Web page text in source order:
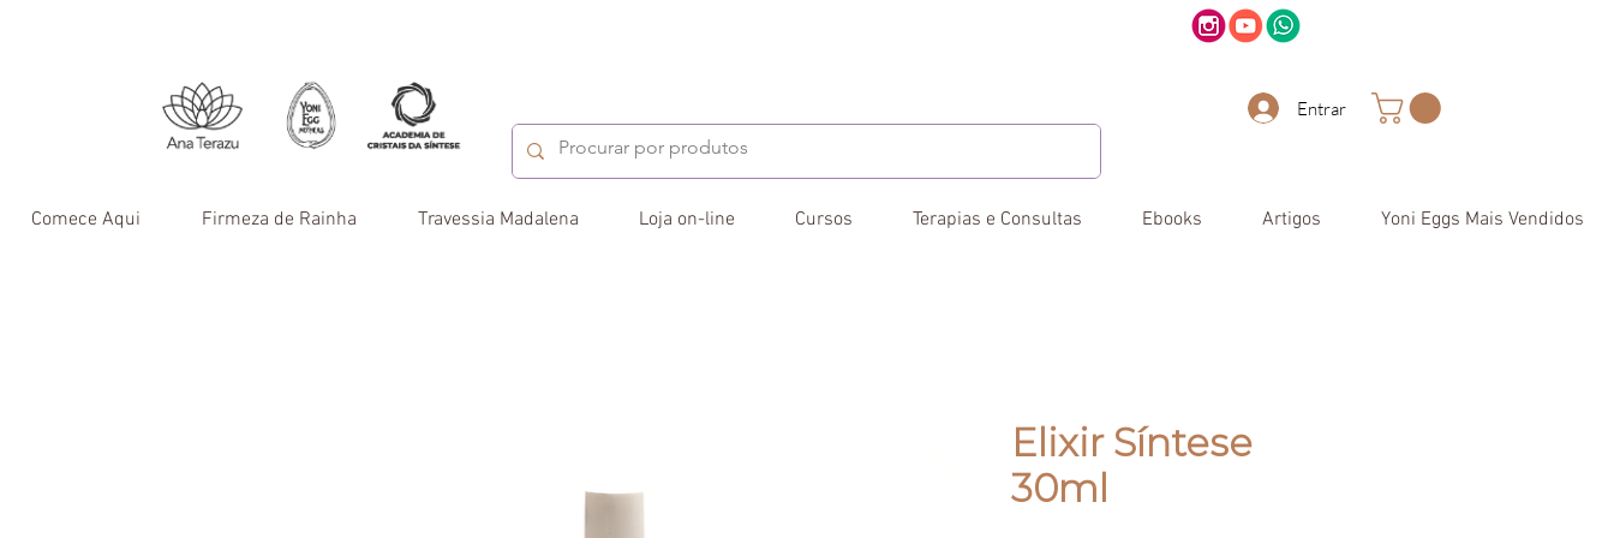
Entrar
Comece Aqui Firmeza de Rainha Travessia Madalena Loja on-line Cursos Terapias e Consultas Ebooks Artigos Yoni Eggs Mais Vendidos
Elixir Síntese
30ml